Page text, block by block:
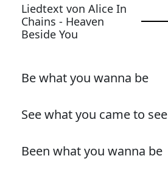
Liedtext von Alice In
Chains - Heaven
Beside You
Be what you wanna be
See what you came to see
Been what you wanna be